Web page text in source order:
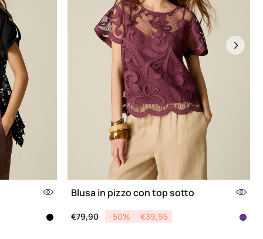
Blusa in pizzo con top sotto
Price reduced from
€79,90 to-50% €39,95
Next